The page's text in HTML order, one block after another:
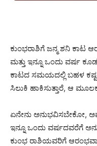
ಕುಂಭರಾಶಿಗೆ ಜನ್ಮ ಶನಿ ಕಾಟ
ಮತ್ತು ಇನ್ನೂ ಒಂದು ವರ್ಷ
ಕಾಟದ ಸಮಯದಲ್ಲಿ ಬಹಳ ಕಷ್ಟ
ಸಿಲುಕಿ ಹಾಕಿಸುತ್ತಾರೆ, ಆ
ಏನೇನು ಅನುಭವಿಸಬೇಕೋ,
ಇನ್ನೂ ಒಂದು ವರ್ಷದವರೆಗೆ
ಕುಂಭ ರಾಶಿಯವರಿಗೆ